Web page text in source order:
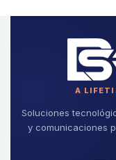
A
Soluciones
y comunicaciones